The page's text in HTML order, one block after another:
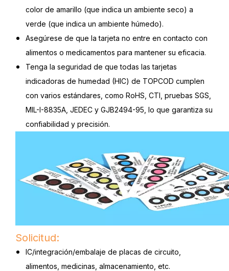
color de amarillo (que indica un ambiente seco) a
verde (que indica un ambiente húmedo).
Asegúrese de que la tarjeta no entre en contacto con
alimentos o medicamentos para mantener su eficacia.
Tenga la seguridad de que todas las tarjetas
indicadoras de humedad (HIC) de TOPCOD cumplen
con varios estándares, como RoHS, CTI, pruebas SGS,
MIL-I-8835A, JEDEC y GJB2494-95, lo que garantiza su
confiabilidad y precisión.
Solicitud:
IC/integración/embalaje de placas de circuito,
alimentos, medicinas, almacenamiento, etc.